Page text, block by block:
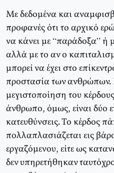
Με δεδομένα και
προφανές ότι το αρχικό
να κάνει με “παράδοξα” ή
αλλά με το αν ο
μπορεί να έχει στο
προστασία των ανθρώπων.
μεγιστοποίηση του
άνθρωπο, όμως, είναι δύο
κατευθύνσεις. Το κέρδος
πολλαπλασιάζεται εις
εργαζόμενου, είτε ως
δεν υπηρετήθηκαν